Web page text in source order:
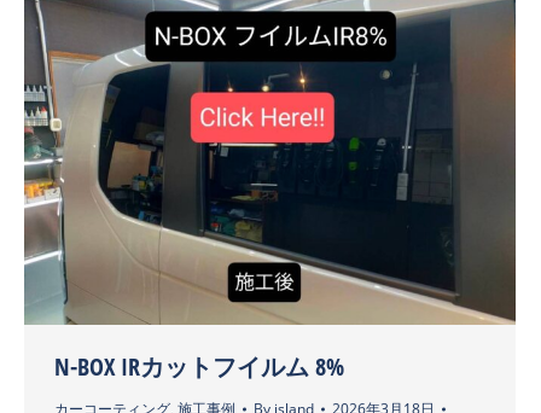
N-BOX IRカットフイルム 8%